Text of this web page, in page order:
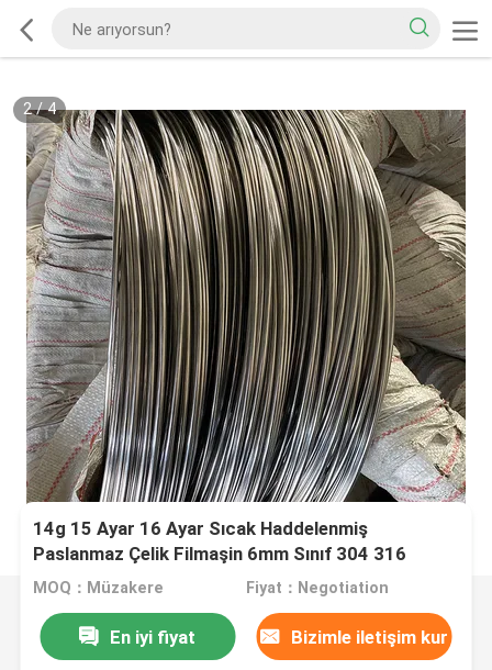
2/4
14g 15 Ayar 16 Ayar Sıcak Haddelenmiş
Paslanmaz Çelik Filmaşin 6mm Sınıf 304 316
MOQ：Müzakere Fiyat：Negotiation
En iyi fiyat Bizimle iletişim kur